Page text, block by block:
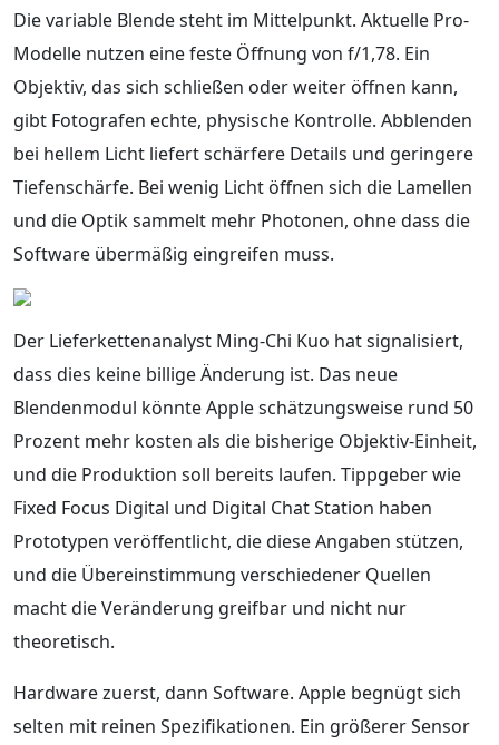
Die variable Blende steht im Mittelpunkt. Aktuelle Pro-
Modelle nutzen eine feste Öffnung von f/1,78. Ein
Objektiv, das sich schließen oder weiter öffnen kann,
gibt Fotografen echte, physische Kontrolle. Abblenden
bei hellem Licht liefert schärfere Details und geringere
Tiefenschärfe. Bei wenig Licht öffnen sich die Lamellen
und die Optik sammelt mehr Photonen, ohne dass die
Software übermäßig eingreifen muss.
Der Lieferkettenanalyst Ming-Chi Kuo hat signalisiert,
dass dies keine billige Änderung ist. Das neue
Blendenmodul könnte Apple schätzungsweise rund 50
Prozent mehr kosten als die bisherige Objektiv-Einheit,
und die Produktion soll bereits laufen. Tippgeber wie
Fixed Focus Digital und Digital Chat Station haben
Prototypen veröffentlicht, die diese Angaben stützen,
und die Übereinstimmung verschiedener Quellen
macht die Veränderung greifbar und nicht nur
theoretisch.
Hardware zuerst, dann Software. Apple begnügt sich
selten mit reinen Spezifikationen. Ein größerer Sensor